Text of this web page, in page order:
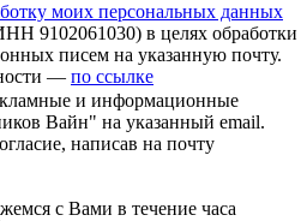
моих персональных данных
9102061030) в целях обработки
писем на указанную почту.
— по ссылке
и информационные
Вайн" на указанный email.
написав на почту
с Вами в течение часа